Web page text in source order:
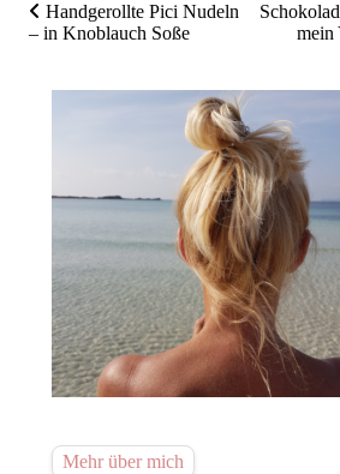
Beitragsnavigation
Handgerollte Pici Nudeln
– in Knoblauch Soße
mein
Mehr über mich